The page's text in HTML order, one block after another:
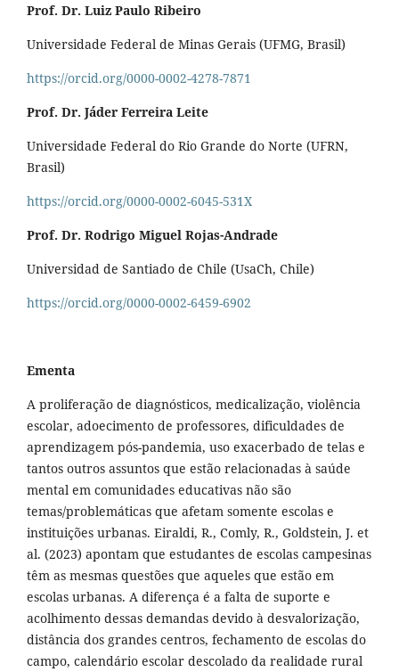
Prof. Dr. Luiz Paulo Ribeiro
Universidade Federal de Minas Gerais (UFMG, Brasil)
https://orcid.org/0000-0002-4278-7871
Prof. Dr. Jáder Ferreira Leite
Universidade Federal do Rio Grande do Norte (UFRN,
Brasil)
https://orcid.org/0000-0002-6045-531X
Prof. Dr. Rodrigo Miguel Rojas-Andrade
Universidad de Santiado de Chile (UsaCh, Chile)
https://orcid.org/0000-0002-6459-6902
Ementa
A proliferação de diagnósticos, medicalização, violência
escolar, adoecimento de professores, dificuldades de
aprendizagem pós-pandemia, uso exacerbado de telas e
tantos outros assuntos que estão relacionadas à saúde
mental em comunidades educativas não são
temas/problemáticas que afetam somente escolas e
instituições urbanas. Eiraldi, R., Comly, R., Goldstein, J. et
al. (2023) apontam que estudantes de escolas campesinas
têm as mesmas questões que aqueles que estão em
escolas urbanas. A diferença é a falta de suporte e
acolhimento dessas demandas devido à desvalorização,
distância dos grandes centros, fechamento de escolas do
campo, calendário escolar descolado da realidade rural